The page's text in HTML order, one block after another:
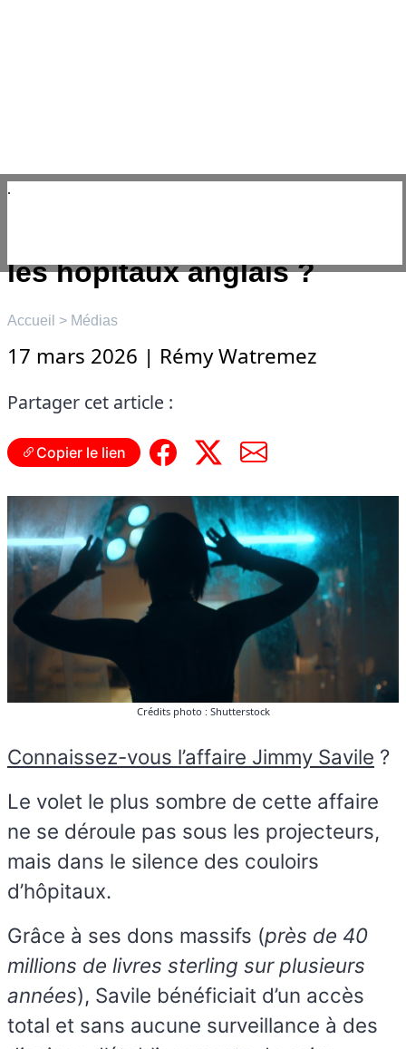
les hôpitaux anglais ?
Accueil > Médias
17 mars 2026 | Rémy Watremez
Partager cet article :
Copier le lien
Crédits photo : Shutterstock
Connaissez-vous l’affaire Jimmy Savile ?
Le volet le plus sombre de cette affaire
ne se déroule pas sous les projecteurs,
mais dans le silence des couloirs
d’hôpitaux.
Grâce à ses dons massifs (près de 40
millions de livres sterling sur plusieurs
années), Savile bénéficiait d’un accès
total et sans aucune surveillance à des